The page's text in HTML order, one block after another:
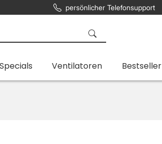
persönlicher Telefonsupport
Specials Ventilatoren Bestseller